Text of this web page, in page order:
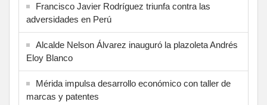
Francisco Javier Rodríguez triunfa contra las
adversidades en Perú
Alcalde Nelson Álvarez inauguró la plazoleta Andrés
Eloy Blanco
Mérida impulsa desarrollo económico con taller de
marcas y patentes